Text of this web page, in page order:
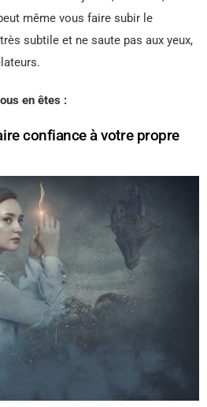
même vous faire subir le
subtile et ne saute pas aux yeux,
en êtes :
confiance à votre propre